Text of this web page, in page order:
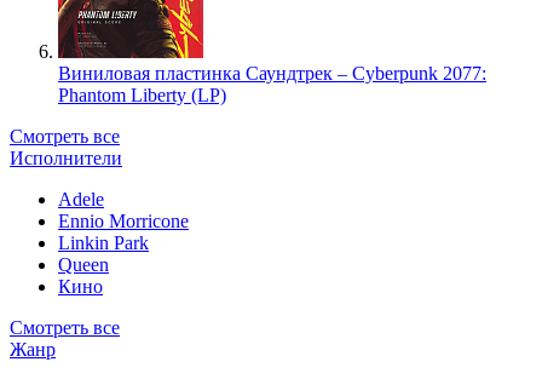
Виниловая пластинка Саундтрек – Cyberpunk 2077:
Phantom Liberty (LP)
Смотреть все
Исполнители
Adele
Ennio Morricone
Linkin Park
Queen
Кино
Смотреть все
Жанр